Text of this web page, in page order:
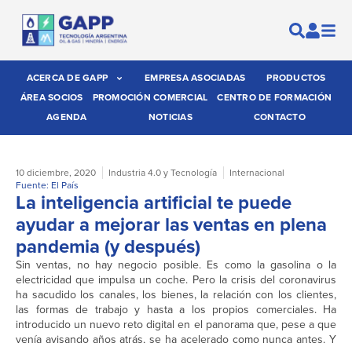
ACERCA DE GAPP EMPRESA ASOCIADAS
PRODUCTOS
ÁREA SOCIOS
PROMOCIÓN COMERCIAL
CENTRO DE FORMACIÓN
AGENDA
NOTICIAS CONTACTO
10 diciembre, 2020 Industria 4.0 y Tecnología
Internacional
Fuente: El País
La inteligencia artificial te puede
ayudar a mejorar las ventas en plena
pandemia (y después)
Sin ventas, no hay negocio posible. Es como la gasolina o la
electricidad que impulsa un coche. Pero la crisis del coronavirus
ha sacudido los canales, los bienes, la relación con los clientes,
las formas de trabajo y hasta a los propios comerciales. Ha
introducido un nuevo reto digital en el panorama que, pese a que